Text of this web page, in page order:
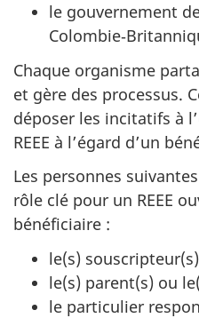
le gouvernement
Chaque organisme
et gère des processus.
déposer les incitatifs à
REEE à l’égard d’un
Les personnes
rôle clé pour un REEE
bénéficiaire :
le(s)
le(s) parent(s) ou
le particulier